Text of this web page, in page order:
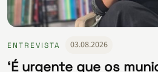
ENTREVISTA 03.08.2026
‘É urgente que os